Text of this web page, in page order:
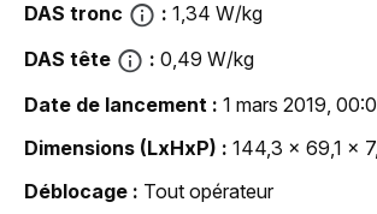
DAS tronc
1,34 W/kg
DAS tête
0,49 W/kg
Date de lancement
1 mars 2019,
Dimensions (LxHxP)
144,3 x 69,1 x
Déblocage
Tout opérateur